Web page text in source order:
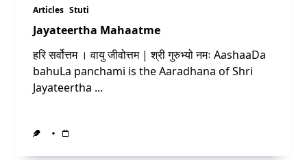
Articles Stuti
Jayateertha Mahaatme
हरि सर्वोत्तम । वायु जीवोत्तम | श्री गुरुभ्यो नमः AashaaDa
bahuLa panchami is the Aaradhana of Shri
Jayateertha ...